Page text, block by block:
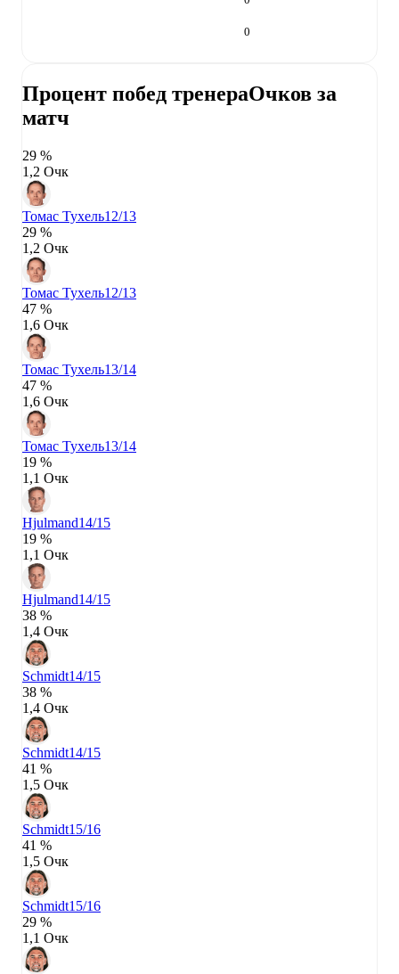
0
Процент побед тренераОчков за
матч
29 %
1,2 Очк
Томас Тухель12/13
29 %
1,2 Очк
Томас Тухель12/13
47 %
1,6 Очк
Томас Тухель13/14
47 %
1,6 Очк
Томас Тухель13/14
19 %
1,1 Очк
Hjulmand14/15
19 %
1,1 Очк
Hjulmand14/15
38 %
1,4 Очк
Schmidt14/15
38 %
1,4 Очк
Schmidt14/15
41 %
1,5 Очк
Schmidt15/16
41 %
1,5 Очк
Schmidt15/16
29 %
1,1 Очк